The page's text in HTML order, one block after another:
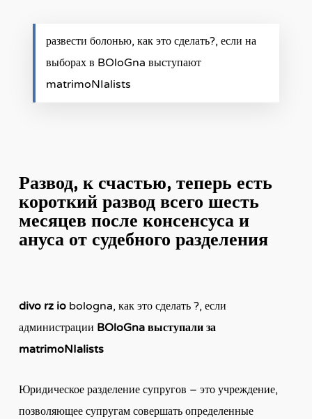
развести болонью, как это сделать?, если на
выборах в BOloGna выступают
matrimoNIalists
Развод, к счастью, теперь есть
короткий развод всего шесть
месяцев после консенсуса и
ануса от судебного разделения
divo rz iobologna, как это сделать ?, если
администрации BOloGna выступали за
matrimoNIalists
Юридическое разделение супругов – это учреждение,
позволяющее супругам совершать определенные